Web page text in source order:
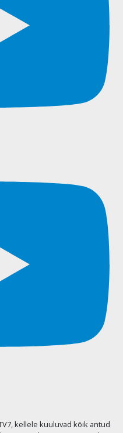
kellele kuuluvad kõik antud